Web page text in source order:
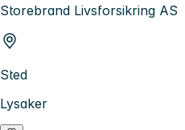
Storebrand Livsforsikring AS
Sted
Lysaker